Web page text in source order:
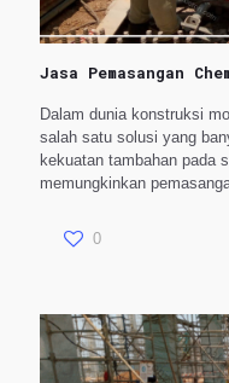
Jasa Pemasangan
Dalam dunia konstruksi
salah satu solusi yang
kekuatan tambahan pada
memungkinkan
0